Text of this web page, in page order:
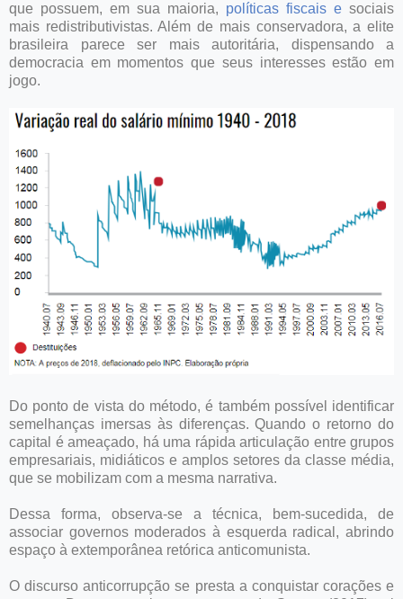
que possuem, em sua maioria, políticas fiscais e sociais
mais redistributivistas. Além de mais conservadora, a elite
brasileira parece ser mais autoritária, dispensando a
democracia em momentos que seus interesses estão em
jogo.
Do ponto de vista do método, é também possível identificar
semelhanças imersas às diferenças. Quando o retorno do
capital é ameaçado, há uma rápida articulação entre grupos
empresariais, midiáticos e amplos setores da classe média,
que se mobilizam com a mesma narrativa.
Dessa forma, observa-se a técnica, bem-sucedida, de
associar governos moderados à esquerda radical, abrindo
espaço à extemporânea retórica anticomunista.
O discurso anticorrupção se presta a conquistar corações e